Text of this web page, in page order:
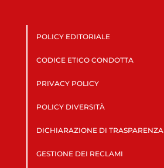
POLICY EDITORIALE
CODICE ETICO CONDOTTA
PRIVACY POLICY
POLICY DIVERSITÀ
DICHIARAZIONE DI TRASPARENZA
GESTIONE DEI RECLAMI